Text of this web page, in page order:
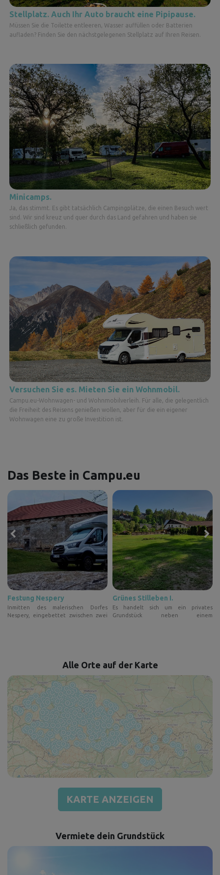
Stellplatz. Auch Ihr Auto braucht eine Pipipause.
Müssen Sie die Toilette entleeren, Wasser auffüllen oder Batterien
aufladen? Finden Sie den nächstgelegenen Stellplatz auf Ihren Reisen.
Minicamps.
Ja, das stimmt. Es gibt tatsächlich Campingplätze, die einen Besuch wert
sind. Wir sind kreuz und quer durch das Land gefahren und haben sie
schließlich gefunden.
Versuchen Sie es. Mieten Sie ein Wohnmobil.
Campu.eu-Wohnwagen- und Wohnmobilverleih. Für alle, die gelegentlich
die Freiheit des Reisens genießen wollen, aber für die ein eigener
Wohnwagen eine zu große Investition ist.
Das Beste in Campu.eu
Festung Nespery
Inmitten des malerischen Dorfes
Nespery, eingebettet zwischen zwei
Grünes Stilleben I.
Es handelt sich um ein privates
Grundstück neben einem
Alle Orte auf der Karte
KARTE ANZEIGEN
Vermiete dein Grundstück